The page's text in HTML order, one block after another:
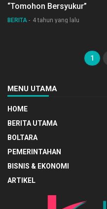
“Tomohon Bersyukur”
BERITA 4 tahun yang lalu
1
MENU UTAMA
HOME
BERITA UTAMA
BOLTARA
PEMERINTAHAN
BISNIS & EKONOMI
ARTIKEL